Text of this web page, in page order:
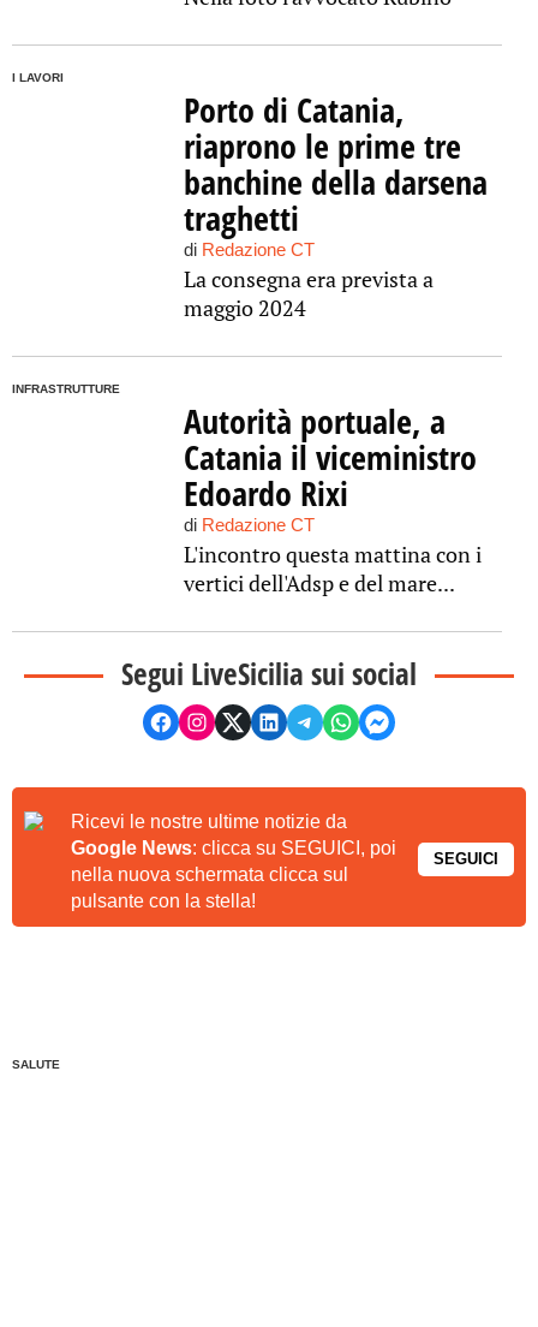
I LAVORI
Porto di Catania,
riaprono le prime tre
banchine della darsena
traghetti
di Redazione CT
La consegna era prevista a
maggio 2024
INFRASTRUTTURE
Autorità portuale, a
Catania il viceministro
Edoardo Rixi
di Redazione CT
L'incontro questa mattina con i
vertici dell'Adsp e del mare...
Segui LiveSicilia sui social
Ricevi le nostre ultime notizie da
Google News: clicca su SEGUICI, poi
nella nuova schermata clicca sul
pulsante con la stella!
SEGUICI
SALUTE